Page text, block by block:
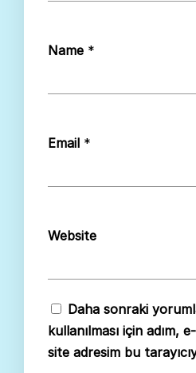
Name *
Email *
Website
Daha sonraki
kullanılması için adım,
site adresim bu